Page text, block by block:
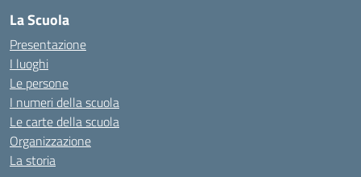
La Scuola
Presentazione
I luoghi
Le persone
I numeri della scuola
Le carte della scuola
Organizzazione
La storia